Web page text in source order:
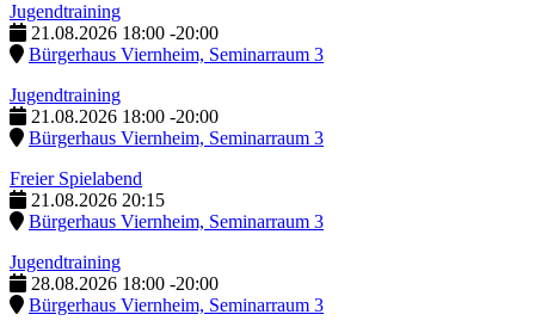
Jugendtraining
21.08.2026 18:00 -20:00
Bürgerhaus Viernheim, Seminarraum 3
Jugendtraining
21.08.2026 18:00 -20:00
Bürgerhaus Viernheim, Seminarraum 3
Freier Spielabend
21.08.2026 20:15
Bürgerhaus Viernheim, Seminarraum 3
Jugendtraining
28.08.2026 18:00 -20:00
Bürgerhaus Viernheim, Seminarraum 3